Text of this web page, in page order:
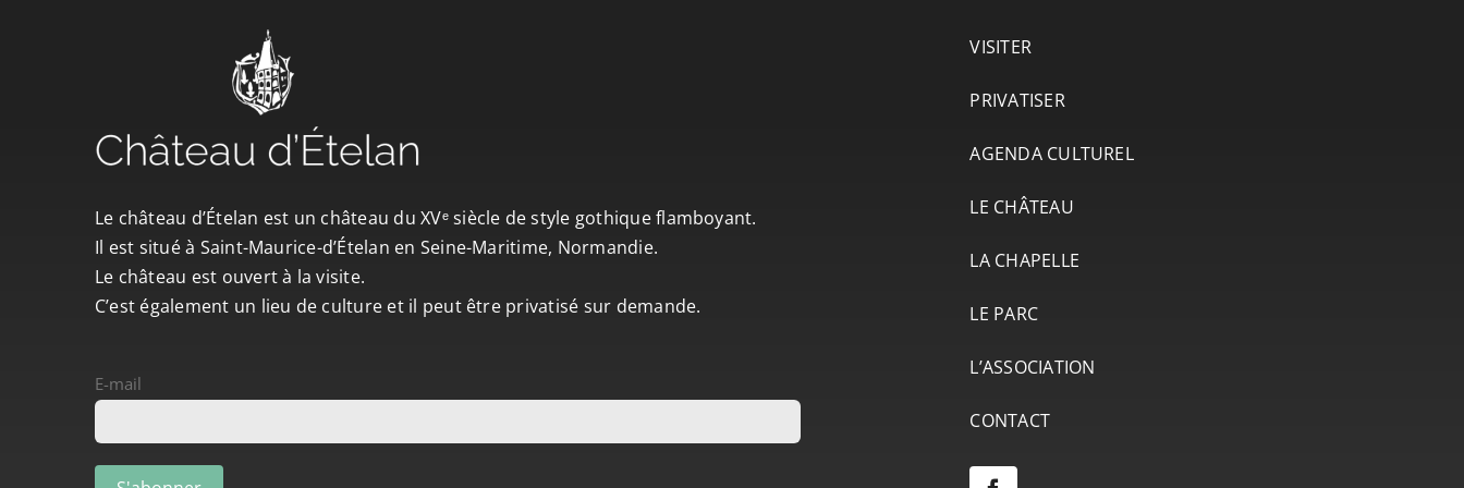
Le château d’Ételan est un château du XVᵉ siècle de style gothique flamboyant.
Il est situé à Saint-Maurice-d’Ételan en Seine-Maritime, Normandie.
Le château est ouvert à la visite.
C’est également un lieu de culture et il peut être privatisé sur demande.
E-mail
VISITER
PRIVATISER
AGENDA CULTUREL
LE CHÂTEAU
LA CHAPELLE
LE PARC
L’ASSOCIATION
CONTACT